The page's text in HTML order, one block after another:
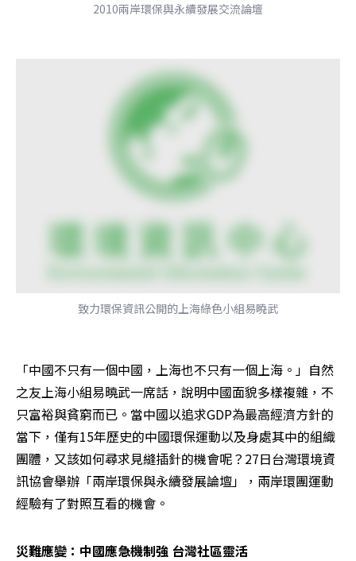
2010兩岸環保與永續發展交流論壇
致力環保資訊公開的上海綠色小組易曉武
「中國不只有一個中國，上海也不只有一個上海。」自然
之友上海小組易曉武一席話，說明中國面貌多樣複雜，不
只富裕與貧窮而已。當中國以追求GDP為最高經濟方針的
當下，僅有15年歷史的中國環保運動以及身處其中的組織
團體，又該如何尋求見縫插針的機會呢？27日台灣環境資
訊協會舉辦「兩岸環保與永續發展論壇」，兩岸環團運動
經驗有了對照互看的機會。
災難應變：中國應急機制強 台灣社區靈活